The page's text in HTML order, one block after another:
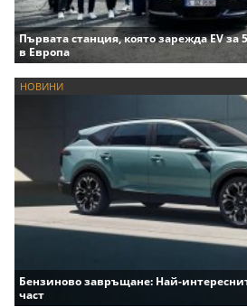
Първата станция, която зарежда EV
в Европа
НОВИНИ
Бензиново завръщане: Най-
част